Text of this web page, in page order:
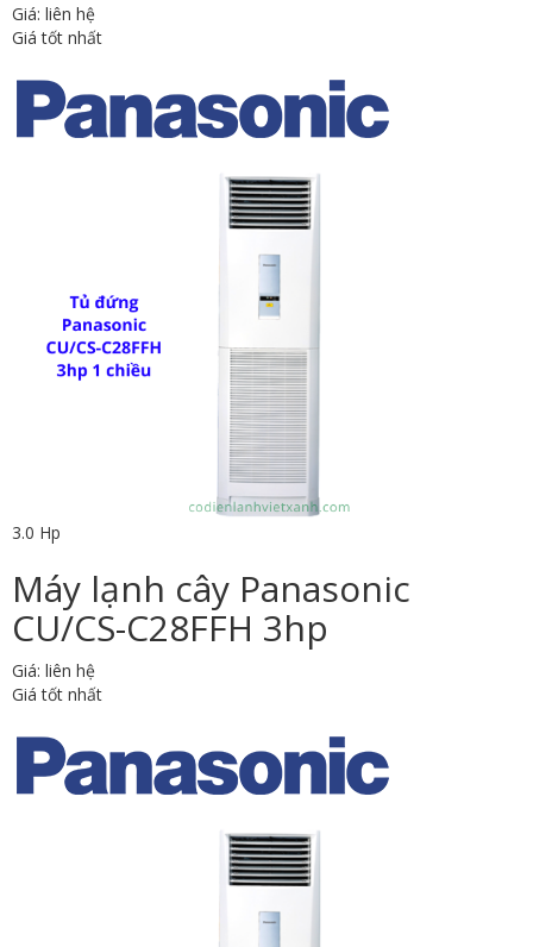
Giá: liên hệ
Giá tốt nhất
3.0 Hp
Máy lạnh cây Panasonic
CU/CS-C28FFH 3hp
Giá: liên hệ
Giá tốt nhất